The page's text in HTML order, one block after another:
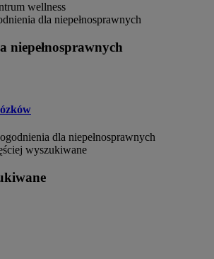
wellness
dla niepełnosprawnych
niepełnosprawnych
dla niepełnosprawnych
wyszukiwane